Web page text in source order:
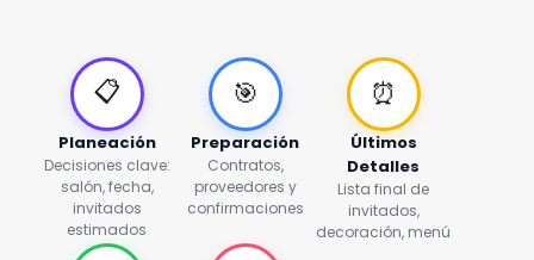
📋
Planeación
Decisiones clave:
salón, fecha,
invitados
estimados
🎯
Preparación
Contratos,
proveedores y
confirmaciones
⏰
Últimos
Detalles
Lista final de
invitados,
decoración, menú